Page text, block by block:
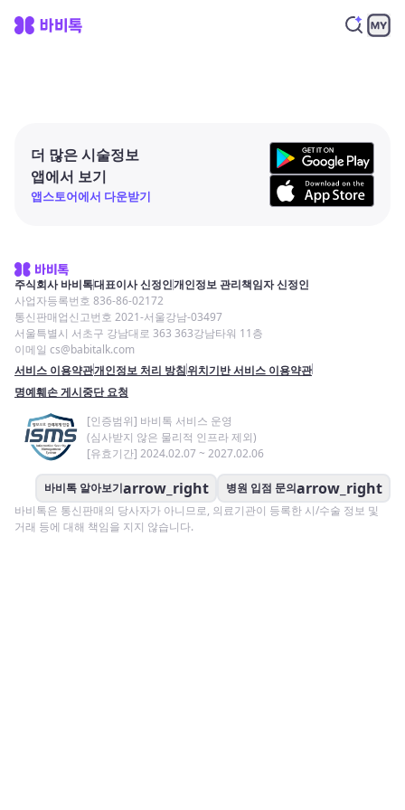
더 많은 시술정보
앱에서 보기
앱스토어에서 다운받기
주식회사 바비톡대표이사 신정인개인정보 관리책임자 신정인
사업자등록번호 836-86-02172
통신판매업신고번호 2021-서울강남-03497
서울특별시 서초구 강남대로 363 363강남타워 11층
이메일 cs@babitalk.com
서비스 이용약관개인정보 처리 방침위치기반 서비스 이용약관
명예훼손 게시중단 요청
[인증범위] 바비톡 서비스 운영
(심사받지 않은 물리적 인프라 제외)
[유효기간] 2024.02.07 ~ 2027.02.06
바비톡 알아보기arrow_right 병원 입점 문의arrow_right
바비톡은 통신판매의 당사자가 아니므로, 의료기관이 등록한 시/수술 정보 및
거래 등에 대해 책임을 지지 않습니다.